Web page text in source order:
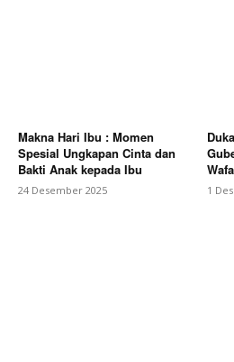
Makna Hari Ibu : Momen
Spesial Ungkapan Cinta dan
Bakti Anak kepada Ibu
24 Desember 2025 1